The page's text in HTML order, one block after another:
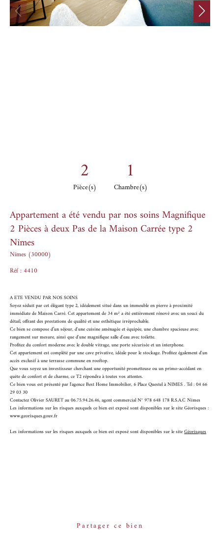
2
Pièce(s)
1
Chambre(s)
Appartement a été vendu par nos soins Magnifique
2 Pièces à deux Pas de la Maison Carrée type 2
Nîmes
Nîmes (30000)
Réf : 4410
A ETE VENDU PAR NOS SOINS
Soyez séduit par cet élégant type 2, idéalement situé dans un immeuble en pierre à proximité
immédiate de Maison Carré. Cet appartement de 34 m² a été entièrement rénové avec un souci du
détail, offrant des prestations de qualité et une esthétique irréprochable.
Ce bien se compose d’un séjour, d'une cuisine aménagée et équipée, une chambre spacieuse avec
rangement sur mesure, ainsi que d'une magnifique salle d'eau avec toilette.
Profitez du confort moderne avec le double vitrage, une porte sécurisée et un interphone.
Cet appartement est complété par une cave privative, idéale pour le stockage. Profitez également d'un
accès exclusif à une terrasse commune en rooftop.
Que vous soyez un investisseur cherchant une opportunité prometteuse ou un primo-accédant en
quête de confort et de charme, ce T2 répondra à toutes vos attentes.
Ce bien vous est présenté par l'agence Best Home Immobilier, 6 Place Questel à NIMES . Tel : 04 66
29 03 30
Contactez Olivier SAURET au 06.75.94.26.46, agent commercial N° 978 648 178 R.S.A.C Nîmes
Les informations sur les risques auxquels ce bien est exposé sont disponibles sur le site Géorisques :
www.georisques.gouv.fr
Les informations sur les risques auxquels ce bien est exposé sont disponibles sur le siteGéorisques
Partager ce bien